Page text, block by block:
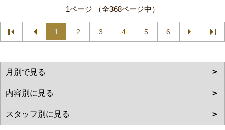
1ページ （全368ページ中）
1 2 3 4 5 6